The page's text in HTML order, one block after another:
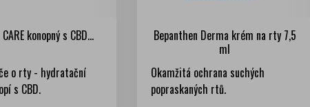
konopný s CBD...
o rty - hydratační
s CBD.
Bepanthen Derma krém na rty 7,5
ml
Okamžitá ochrana suchých
popraskaných rtů.